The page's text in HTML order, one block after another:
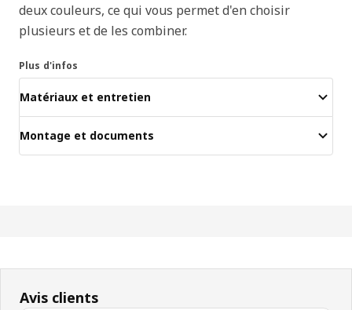
deux couleurs, ce qui vous permet d'en choisir
plusieurs et de les combiner.
Plus d'infos
Matériaux et entretien
Montage et documents
Avis clients